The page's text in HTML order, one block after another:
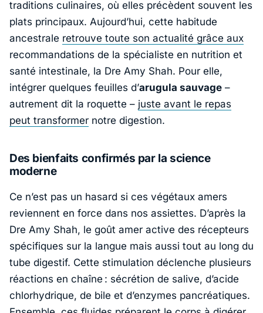
traditions culinaires, où elles précèdent souvent les
plats principaux. Aujourd’hui, cette habitude
ancestrale retrouve toute son actualité grâce aux
recommandations de la spécialiste en nutrition et
santé intestinale, la Dre Amy Shah. Pour elle,
intégrer quelques feuilles d’arugula sauvage –
autrement dit la roquette – juste avant le repas
peut transformer notre digestion.
Des bienfaits confirmés par la science
moderne
Ce n’est pas un hasard si ces végétaux amers
reviennent en force dans nos assiettes. D’après la
Dre Amy Shah, le goût amer active des récepteurs
spécifiques sur la langue mais aussi tout au long du
tube digestif. Cette stimulation déclenche plusieurs
réactions en chaîne : sécrétion de salive, d’acide
chlorhydrique, de bile et d’enzymes pancréatiques.